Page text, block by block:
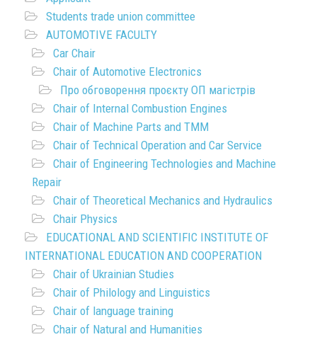
Students trade union committee
AUTOMOTIVE FACULTY
Car Chair
Chair of Automotive Electronics
Про обговорення проєкту ОП магістрів
Chair of Internal Combustion Engines
Chair of Machine Parts and TMM
Chair of Technical Operation and Car Service
Chair of Engineering Technologies and Machine
Repair
Chair of Theoretical Mechanics and Hydraulics
Chair Physics
EDUCATIONAL AND SCIENTIFIC INSTITUTE OF
INTERNATIONAL EDUCATION AND COOPERATION
Chair of Ukrainian Studies
Chair of Philology and Linguistics
Chair of language training
Chair of Natural and Humanities